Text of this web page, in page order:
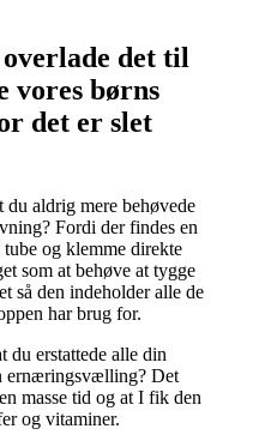
det til
vores børns
det er slet
aldrig mere behøvede
Fordi der findes en
og klemme direkte
som at behøve at tygge
så den indeholder alle de
har brug for.
du erstattede alle din
ernæringsvælling? Det
masse tid og at I fik den
og vitaminer.